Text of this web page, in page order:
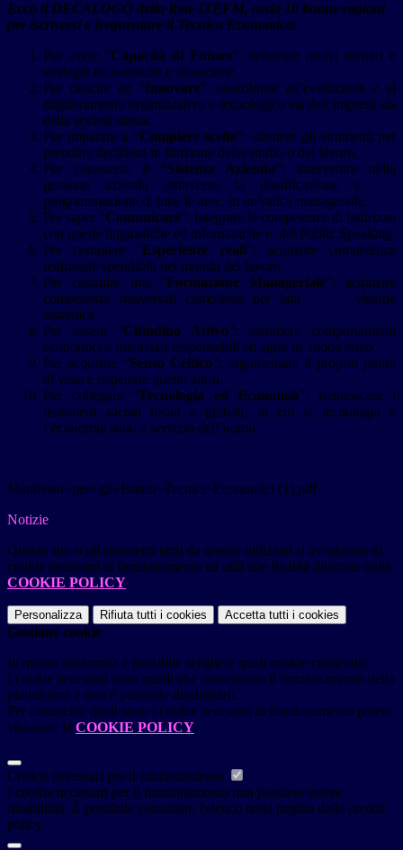
Ecco il DECALOGO della Rete ITEFM, ossia 10 buone ragioni
per iscriversi e frequentare il Tecnico Economico:
Per avere "Capacità di Futuro”: delineare nuovi scenari e
strategie economiche e finanziarie.
Per riuscire ad “Innovare”: contribuire all’evoluzione e al
miglioramento organizzativo e tecnologico sia dell’impresa sia
della società stessa.
Per imparare a “Compiere scelte”: ottenere gli strumenti per
prendere decisioni in funzione dello studio o del lavoro.
Per conoscere il “Sistema Azienda”: intervenire nella
gestione azienda attraverso la pianificazione e
programmazione di tutte le aree, in un’ottica manageriale.
Per saper “Comunicare”: integrare le competenze di indirizzo
con quelle linguistiche ed informatiche e del Public Speaking.
Per compiere “Esperienze reali”: acquisire competenze
realmente spendibili nel mondo del lavoro.
Per costruire una “Formazione Manageriale”: acquisire
competenze trasversali complesse per una visione
sistemica.
Per essere “Cittadino Attivo”: assumere comportamenti
economici e finanziari responsabili ed agire in modo etico.
Per acquisire “Senso Critico”: argomentare il proprio punto
di vista e rispettare quello altrui.
Per collegare “Tecnologia ed Economia”: riconoscere i
fenomeni sociali locali e globali, in cui la tecnologia e
l’economia sono a servizio dell’uomo.
Manifesto+per+gli+Istituti+Tecnici+Economici (1).pdf
Notizie
Questo sito o gli strumenti terzi da questo utilizzati si avvalgono di
cookie necessari al funzionamento ed utili alle finalità illustrate nella
COOKIE POLICY.
Personalizza Rifiuta tutti i cookies Accetta tutti i cookies
Gestione cookie
In questa schermata è possibile scegliere quali cookie consentire.
I cookie necessari sono quelli che consentono il funzionamento della
piattaforma e non è possibile disabilitarli.
Per conoscere quali sono i cookie necessari al funzionamento potete
visionare la COOKIE POLICY.
Cookie necessari per il funzionamento
I cookie necessari per il funzionamento non possono essere
disabilitati. È possibile consultare l'elenco nella pagina della cookie
policy.